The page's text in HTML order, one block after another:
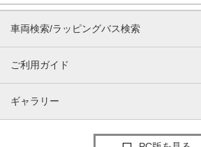
車両検索/ラッピングバス検索
ご利用ガイド
ギャラリー